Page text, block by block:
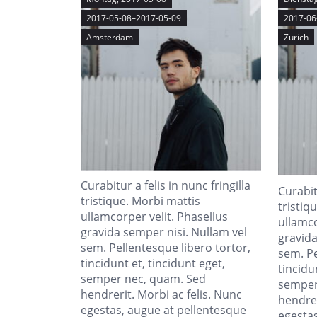
2017-05-08–2017-05-09
Amsterdam
Curabitur a felis in nunc fringilla
tristique. Morbi mattis
ullamcorper velit. Phasellus
gravida semper nisi. Nullam vel
sem. Pellentesque libero tortor,
tincidunt et, tincidunt eget,
semper nec, quam. Sed
hendrerit. Morbi ac felis. Nunc
egestas, augue at pellentesque
2017-
Zurich
sem.